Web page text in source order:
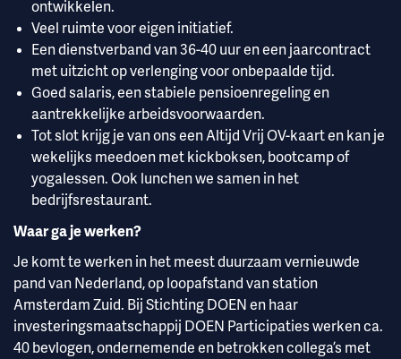
ontwikkelen.
Veel ruimte voor eigen initiatief.
Een dienstverband van 36-40 uur en een jaarcontract
met uitzicht op verlenging voor onbepaalde tijd.
Goed salaris, een stabiele pensioenregeling en
aantrekkelijke arbeidsvoorwaarden.
Tot slot krijg je van ons een Altijd Vrij OV-kaart en kan je
wekelijks meedoen met kickboksen, bootcamp of
yogalessen. Ook lunchen we samen in het
bedrijfsrestaurant.
Waar ga je werken?
Je komt te werken in het meest duurzaam vernieuwde
pand van Nederland, op loopafstand van station
Amsterdam Zuid. Bij Stichting DOEN en haar
investeringsmaatschappij DOEN Participaties werken ca.
40 bevlogen, ondernemende en betrokken collega’s met